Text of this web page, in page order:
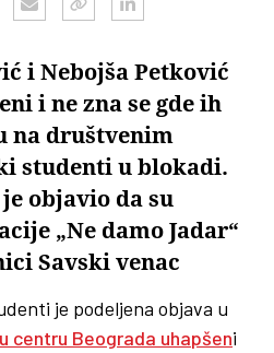
i Nebojša Petković
i ne zna se gde ih
na društvenim
studenti u blokadi.
objavio da su
„Ne damo Jadar“
Savski venac
je podeljena objava u
u centru Beograda uhapšeni